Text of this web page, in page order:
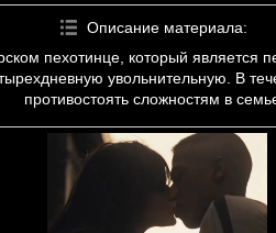
Описание материала:
пехотинце, который является
увольнительную. В
противостоять сложностям в